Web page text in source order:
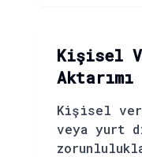
Kişisel
Aktarımı
Kişisel
veya yurt